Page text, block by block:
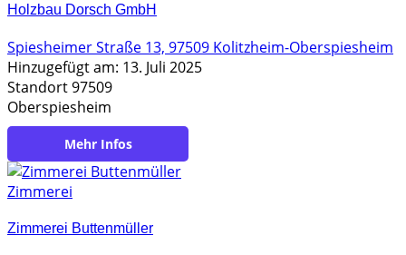
Holzbau Dorsch GmbH
Spiesheimer Straße 13, 97509 Kolitzheim-Oberspiesheim
Hinzugefügt am: 13. Juli 2025
Standort 97509
Oberspiesheim
https://www.holzbau-dorsch.de
Zimmerei
Zimmerei Buttenmüller